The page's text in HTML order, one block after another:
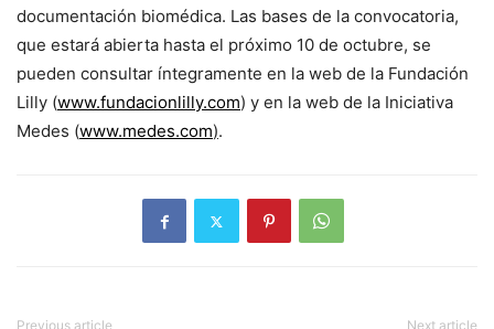
documentación biomédica. Las bases de la convocatoria,
que estará abierta hasta el próximo 10 de octubre, se
pueden consultar íntegramente en la web de la Fundación
Lilly (www.fundacionlilly.com) y en la web de la Iniciativa
Medes (www.medes.com).
Previous article Next article